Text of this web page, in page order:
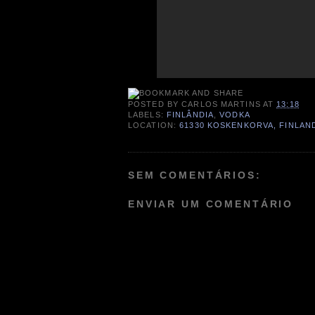
POSTED BYCARLOS MARTINS AT 13:18
LABELS:
FINLÂNDIA ,VODKA
LOCATION:61330 KOSKENKORVA,
SEM COMENTÁRIOS:
ENVIAR UM COMENTÁRIO